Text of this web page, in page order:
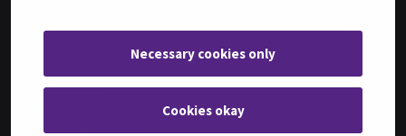
Necessary cookies only
Cookies okay
Fysioterapeutti (AMK)
Insinööri (AMK), Automaatiotekniikka
Insinööri (AMK), Bio- ja elintarviketekniikka